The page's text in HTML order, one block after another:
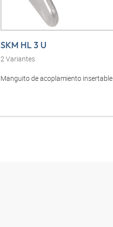
SKM HL 3 U
2Variantes
Manguito de acoplamiento insertable